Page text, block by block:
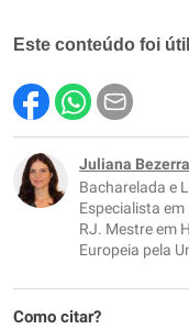
Este conteúdo foi
Este conteúdo
Este conteúdo
Outro
Juliana Bezerra
Bacharelada e
Especialista
RJ. Mestre em
Europeia pela
Como citar?